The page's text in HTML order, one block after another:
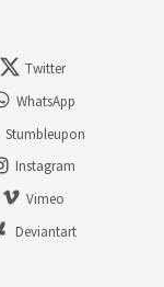
Twitter
WhatsApp
Stumbleupon
Instagram
Vimeo
Deviantart